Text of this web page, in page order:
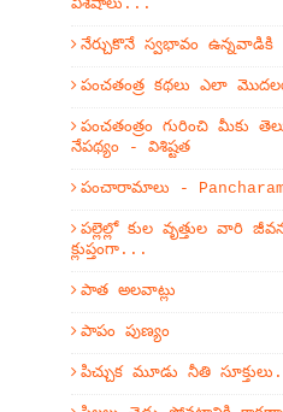
విశేషాలు...
నేర్చుకొనే స్వభావం ఉన్నవాడికి
పంచతంత్ర కథలు ఎలా
పంచతంత్రం గురించి మీకు
నేపథ్యం - విశిష్టత
పంచారామాలు -
పల్లెల్లో కుల వృత్తుల వారి
క్లుప్తంగా...
పాత అలవాట్లు
పాపం పుణ్యం
పిచ్చుక మూడు నీతి